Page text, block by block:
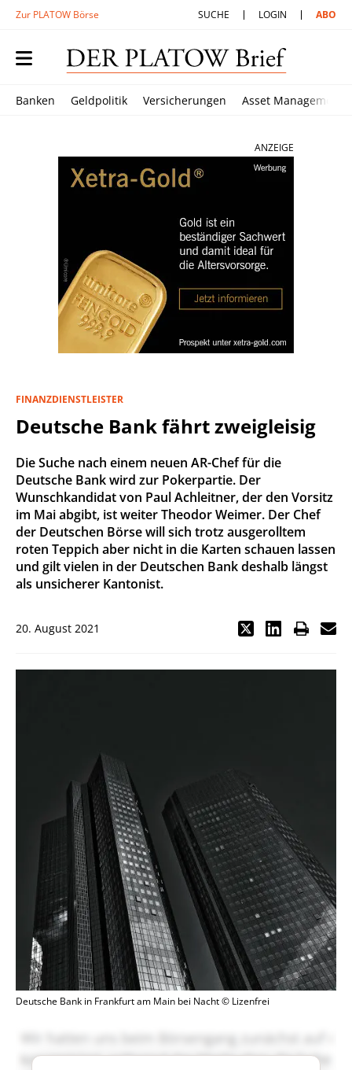
Zur PLATOW Börse SUCHE LOGIN ABO
Banken Geldpolitik Versicherungen Asset Management
ANZEIGE
FINANZDIENSTLEISTER
Deutsche Bank fährt zweigleisig
Die Suche nach einem neuen AR-Chef für die
Deutsche Bank wird zur Pokerpartie. Der
Wunschkandidat von Paul Achleitner, der den Vorsitz
im Mai abgibt, ist weiter Theodor Weimer. Der Chef
der Deutschen Börse will sich trotz ausgerolltem
roten Teppich aber nicht in die Karten schauen lassen
und gilt vielen in der Deutschen Bank deshalb längst
als unsicherer Kantonist.
20. August 2021
Deutsche Bank in Frankfurt am Main bei Nacht © Lizenfrei